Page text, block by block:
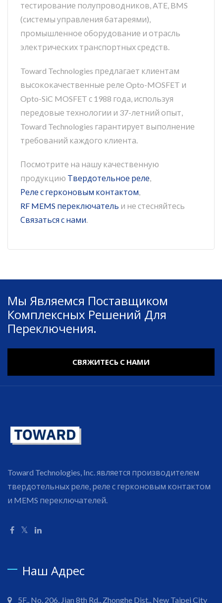
тестирование полупроводников, ATE, BMS
(системы управления батареями),
промышленное оборудование и отрасль
электрических транспортных средств.
Toward Technologies предлагает клиентам
высококачественные реле Opto-MOSFET и
Opto-SiC MOSFET с 1988 года, используя
передовые технологии и 37-летний опыт,
Toward Technologies гарантирует выполнение
требований каждого клиента.
Посмотрите на нашу качественную
продукцию Твердотельное реле,
Реле с герконовым контактом,
RF MEMS переключатель и не стесняйтесь
Связаться с нами.
Мы Являемся Поставщиком
Комплексных Решений Для
Переключения.
СВЯЖИТЕСЬ С НАМИ
Toward Technologies, Inc. является производителем
твердотельных реле, реле с герконовым контактом
и MEMS переключателей.
Наш Адрес
5F., No. 206, Jian 8th Rd., Zhonghe Dist., New Taipei City